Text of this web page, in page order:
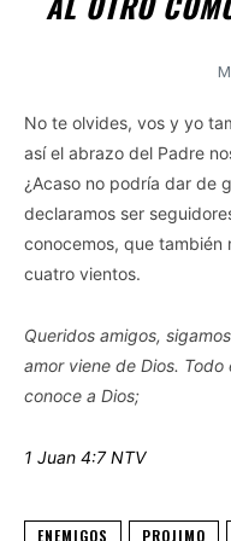
No te olvides, vos y yo
así el abrazo del Padre
¿Acaso no podría dar de
declaramos ser
conocemos, que también
cuatro vientos.
Queridos amigos,
amor viene de Dios.
conoce a Dios;
1 Juan 4:7 NTV
ENEMIGOS PROJIMO